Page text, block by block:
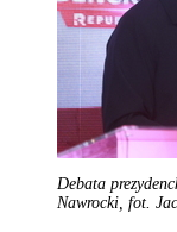
Debata
Nawrocki, fot.